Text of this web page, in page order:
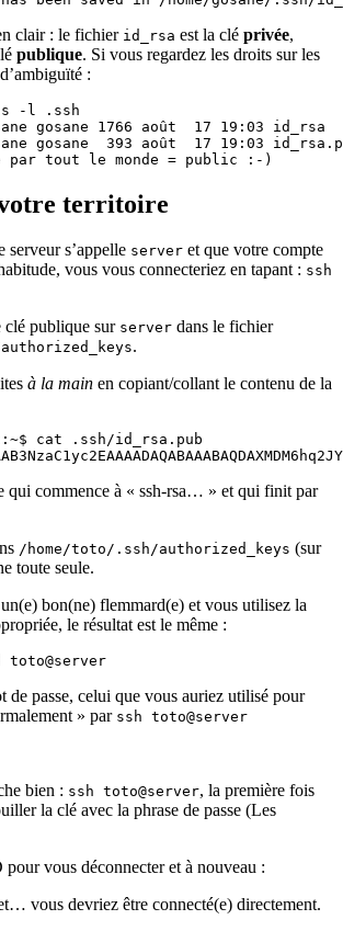
clair : le fichier id_rsa est la clé privée,
publique. Si vous regardez les droits sur les
:
ls -l .ssh
gosane 1766 août  17 19:03 id_rsa
gosane  393 août  17 19:03
territoire
serveur s’appelle server et que votre compte
vous vous connecteriez en tapant : ssh
clé publique sur server dans le fichier
.
à la main en copiant/collant le contenu de la
cat .ssh/id_rsa.pub
qui commence à « ssh-rsa… » et qui finit par
/home/toto/.ssh/authorized_keys (sur
toute seule.
bon(ne) flemmard(e) et vous utilisez la
le résultat est le même :
de passe, celui que vous auriez utilisé pour
» par ssh toto@server
bien : ssh toto@server, la première fois
la clé avec la phrase de passe (Les
vous déconnecter et à nouveau :
vous devriez être connecté(e) directement.